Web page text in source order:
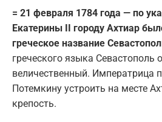
= 21 февраля 1784 года — по
Екатерины II городу Ахтиар
греческое название
греческого языка Севастополь
величественный. Императрица
Потемкину устроить на месте
крепость.